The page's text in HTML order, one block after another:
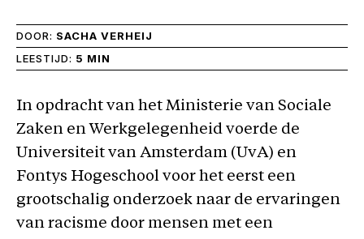
DOOR: SACHA VERHEIJ
LEESTIJD: 5 MIN
In opdracht van het Ministerie van Sociale
Zaken en Werkgelegenheid voerde de
Universiteit van Amsterdam (UvA) en
Fontys Hogeschool voor het eerst een
grootschalig onderzoek naar de ervaringen
van racisme door mensen met een